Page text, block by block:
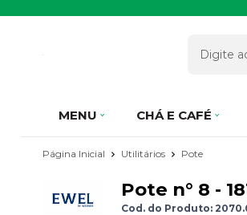
MENU CHÁ E CAFÉ
Página Inicial Utilitários Pote
Pote n° 8 -
Cod. do Produto: